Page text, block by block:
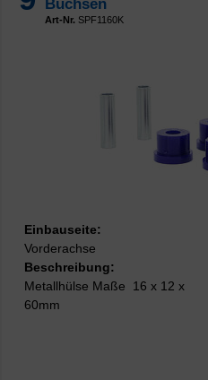
Buchsen
Art-Nr. SPF1160K
Einbauseite:
Vorderachse
Beschreibung:
Metallhülse Maße 16 x 12 x
60mm